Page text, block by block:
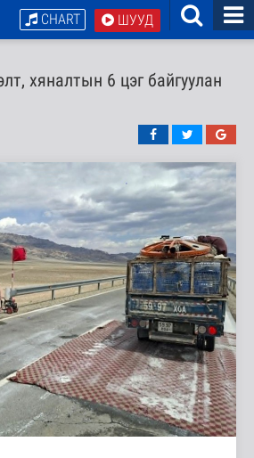
ШУУД
CHART
хяналтын 6 цэг байгуулан